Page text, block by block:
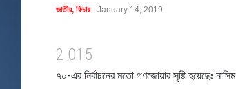
জাতীয়, ফিচার January 14, 2019
2 01 5
৭০-এর নির্বাচনের মতো গণজোয়ার সৃষ্টি হয়েছেঃ নাসিম